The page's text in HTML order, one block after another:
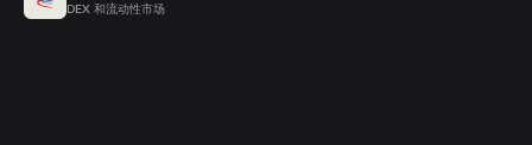
DEX 和流动性市场